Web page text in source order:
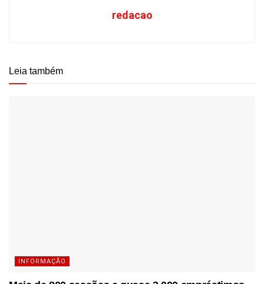
redacao
Leia também
INFORMAÇÃO